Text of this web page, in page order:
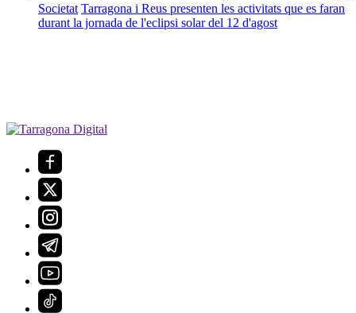
Societat Tarragona i Reus presenten les activitats que es faran
durant la jornada de l'eclipsi solar del 12 d'agost